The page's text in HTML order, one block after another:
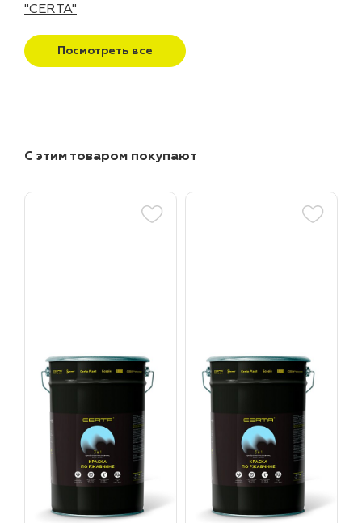
"CERTA"
Посмотреть все
С этим товаром покупают